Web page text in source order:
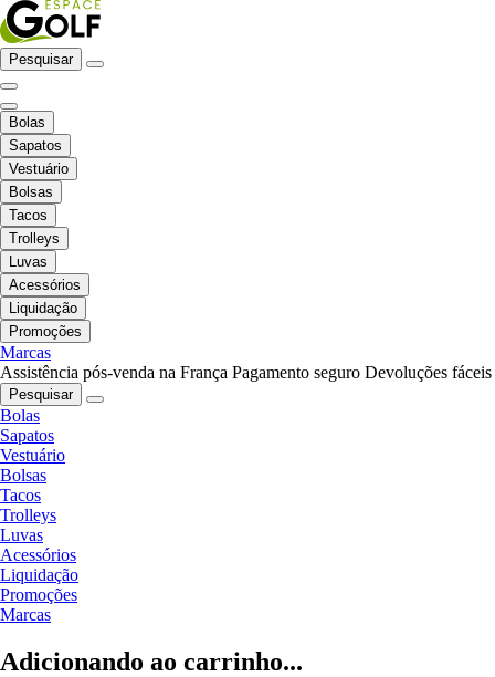
Pesquisar
Bolas
Sapatos
Vestuário
Bolsas
Tacos
Trolleys
Luvas
Acessórios
Liquidação
Promoções
Marcas
Assistência pós-venda na França Pagamento seguro Devoluções fáceis
Pesquisar
Bolas
Sapatos
Vestuário
Bolsas
Tacos
Trolleys
Luvas
Acessórios
Liquidação
Promoções
Marcas
Adicionando ao carrinho...